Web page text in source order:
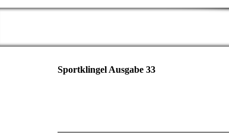
Sportklingel Ausgabe 33